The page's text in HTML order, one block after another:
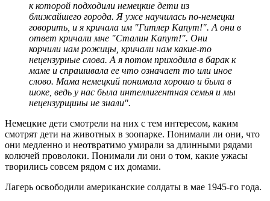
к которой подходили немецкие дети из
ближайшего города. Я уже научилась по-немецки
говорить, и я кричала им "Гитлер Капут!". А они в
ответ кричали мне "Сталин Капут!". Они
корчили нам рожицы, кричали нам какие-то
нецензурные слова. А я потом приходила в барак к
маме и спрашивала ее что означает то или иное
слово. Мама немецкий понимала хорошо и была в
шоке, ведь у нас была интеллигентная семья и мы
нецензурщины не знали".
Немецкие дети смотрели на них с тем интересом, каким
смотрят дети на животных в зоопарке. Понимали ли они, что
они медленно и неотвратимо умирали за длинными рядами
колючей проволоки. Понимали ли они о том, какие ужасы
творились совсем рядом с их домами.
Лагерь освободили американские солдаты в мае 1945-го года.